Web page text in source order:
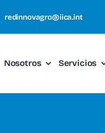
redinnovagro@iica.int
Nosotros Servicios